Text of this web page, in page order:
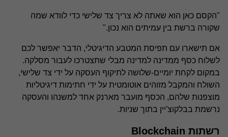
"הקסם כאן הוא שאתה לא צריך צד שלישי כדי לוודא שמה
שקורה ברשת בין עמיתים הוא נכון."
אם תישארו עם תפיסת המטבע הדיגיטלי, הדבר יאפשר לכם
לשלוח כסף ממדינה למדינה מבלי שתצטרכו לעבור מסלקה.
במקום לקחת יומיים-שלושה לתיקוף העסקה על ידי צד שלישי,
השולח והמקבל מזוהים אוטומטית על ידי חתימות דיגיטליות
מוצפנות שלהם, הכסף מועבר מארנק אחד למשנהו והעסקה
נרשמת בבלקוצ'יין בתוך שניות.
רשתות Blockchain